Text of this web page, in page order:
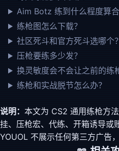
Aim Botz 练到什么程度算合
练枪图怎么下载？
社区死斗和官方死斗选哪个？
压枪要练多少发？
换灵敏度会不会让之前的练
练枪和实战脱节怎么办？
说明： 本文为 CS2 通用练枪方
挂、压枪宏、代练、开箱诱导或
YOUOL 不展示任何第三方广告